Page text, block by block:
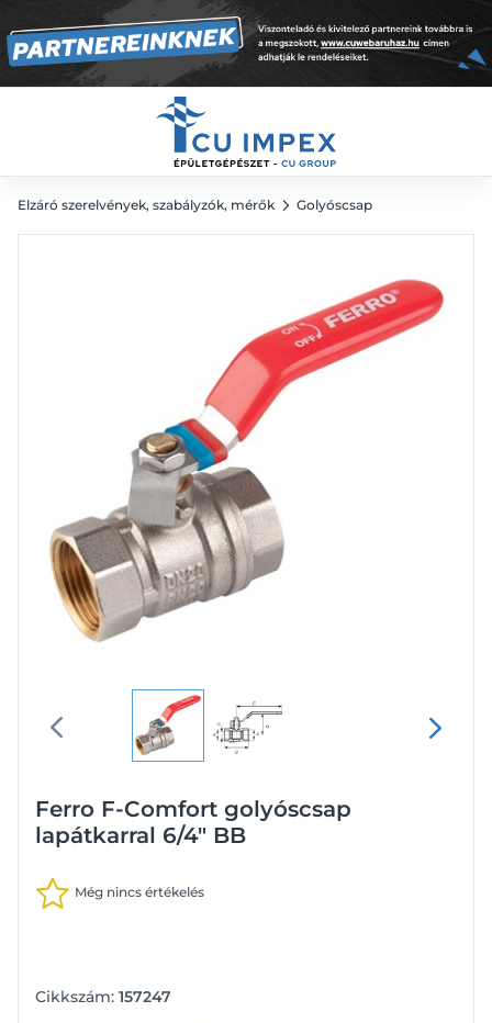
Elzáró szerelvények, szabályzók, mérők Golyóscsap
Ferro F-Comfort golyóscsap
lapátkarral 6/4" BB
Még nincs értékelés
Cikkszám: 157247
9 069 Ft